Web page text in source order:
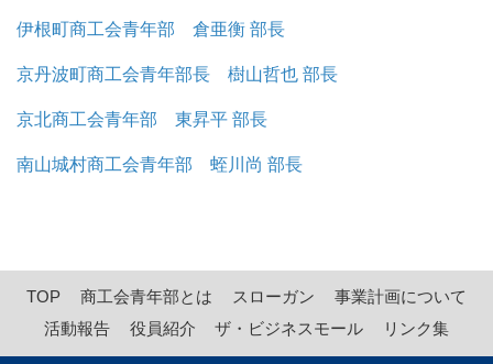
伊根町商工会青年部 倉亜衡 部長
京丹波町商工会青年部長 樹山哲也 部長
京北商工会青年部 東昇平 部長
南山城村商工会青年部 蛭川尚 部長
TOP 商工会青年部とは スローガン
事業計画について
活動報告
役員紹介 ザ・ビジネスモール リンク集